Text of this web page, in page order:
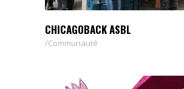
CHICAGOBACK ASBL
Communauté